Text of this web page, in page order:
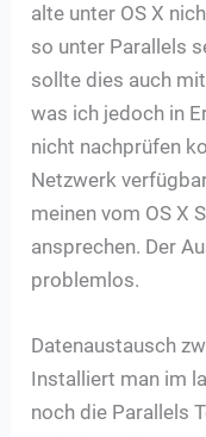
alte unter OS X
so unter Parallels
sollte dies auch
was ich jedoch in
nicht nachprüfen
Netzwerk
meinen vom OS X
ansprechen. Der
problemlos.
Datenaustausch
Installiert man im
noch die Parallels